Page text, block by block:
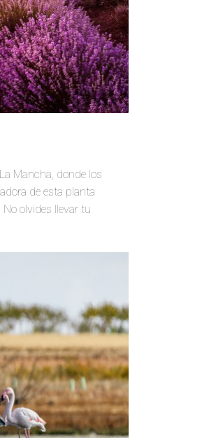
Mancha, donde los
de esta planta
olvides llevar tu